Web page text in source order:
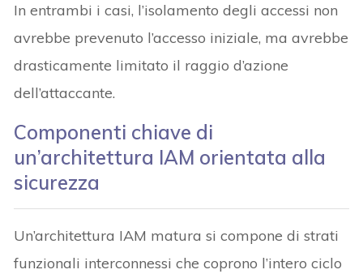
In entrambi i casi, l’isolamento degli accessi non
avrebbe prevenuto l’accesso iniziale, ma avrebbe
drasticamente limitato il raggio d’azione
dell’attaccante.
Componenti chiave di
un’architettura IAM orientata alla
sicurezza
Un’architettura IAM matura si compone di strati
funzionali interconnessi che coprono l’intero ciclo